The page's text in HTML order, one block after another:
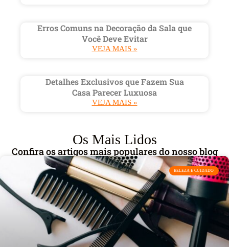
Erros Comuns na Decoração da Sala que
Você Deve Evitar
VEJA MAIS »
Detalhes Exclusivos que Fazem Sua
Casa Parecer Luxuosa
VEJA MAIS »
Os Mais Lidos
Confira os artigos mais populares do nosso blog
BELEZA E CUIDADO